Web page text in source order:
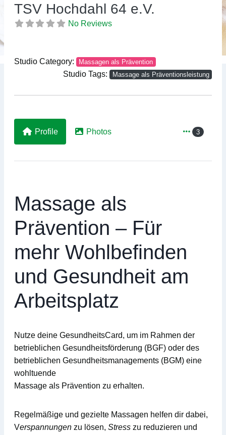
TSV Hochdahl 64 e.V.
No Reviews
Studio Category: Massagen als Prävention
Studio Tags: Massage als Präventionsleistung
Profile Photos 3
Massage als
Prävention – Für
mehr Wohlbefinden
und Gesundheit am
Arbeitsplatz
Nutze deine GesundheitsCard, um im Rahmen der
betrieblichen Gesundheitsförderung (BGF) oder des
betrieblichen Gesundheitsmanagements (BGM) eine
wohltuende
Massage als Prävention zu erhalten.
Regelmäßige und gezielte Massagen helfen dir dabei,
Verspannungen zu lösen, Stress zu reduzieren und